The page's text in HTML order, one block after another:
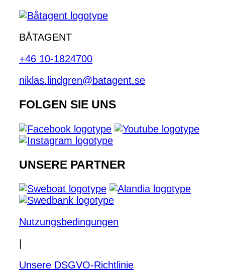
BÅTAGENT
+46 10-1824700
niklas.lindgren@batagent.se
FOLGEN SIE UNS
UNSERE PARTNER
Nutzungsbedingungen
Unsere DSGVO-Richtlinie